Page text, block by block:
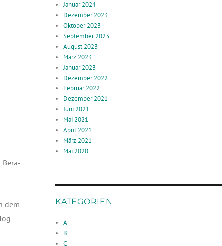
Bera­
dem
Januar 2024
Dezember 2023
Oktober 2023
September 2023
August 2023
März 2023
Januar 2023
Dezember 2022
Februar 2022
Dezember 2021
Juni 2021
Mai 2021
April 2021
März 2021
Mai 2020
KATEGORIEN
A
B
C